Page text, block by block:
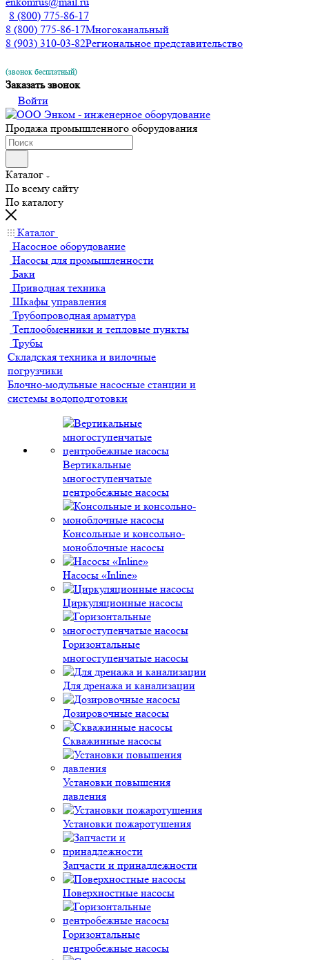
8 (800) 775-86-17
8 (800) 775-86-17Многоканальный
8 (903) 310-03-82Региональное представительство
(звонок бесплатный)
Заказать звонок
Войти
Продажа промышленного оборудования
Каталог
По всему сайту
По каталогу
Каталог
Насосное оборудование
Насосы для промышленности
Баки
Приводная техника
Шкафы управления
Трубопроводная арматура
Теплообменники и тепловые пункты
Трубы
Складская техника и вилочные
погрузчики
Блочно-модульные насосные станции и
системы водоподготовки
Вертикальные
многоступенчатые
центробежные насосы
Консольные и консольно-
моноблочные насосы
Насосы «Inline»
Циркуляционные насосы
Горизонтальные
многоступенчатые насосы
Для дренажа и канализации
Дозировочные насосы
Скважинные насосы
Установки повышения
давления
Установки пожаротушения
Запчасти и принадлежности
Поверхностные насосы
Горизонтальные
центробежные насосы